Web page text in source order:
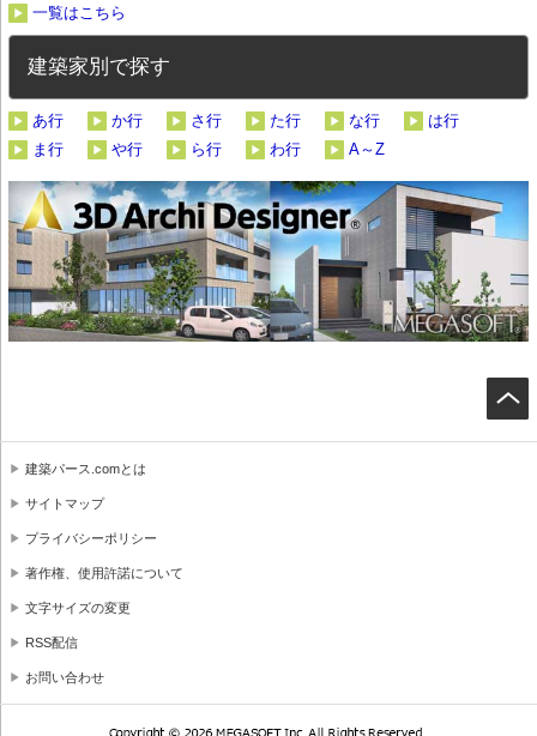
一覧はこちら
建築家別で探す
あ行 か行 さ行 た行 な行
は行
ま行
や行 ら行 わ行 A～Z
建築パース.comとは
サイトマップ
プライバシーポリシー
著作権、使用許諾について
文字サイズの変更
RSS配信
お問い合わせ